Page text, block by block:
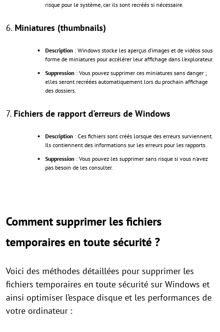
risque pour le système, car ils sont recréés si nécessaire.
6. Miniatures (thumbnails)
Description : Windows stocke les aperçus d’images et de vidéos sous
forme de miniatures pour accélérer leur affichage dans l’explorateur.
Suppression : Vous pouvez supprimer ces miniatures sans danger ;
elles seront recréées automatiquement lors du prochain affichage
des dossiers.
7. Fichiers de rapport d’erreurs de Windows
Description : Ces fichiers sont créés lorsque des erreurs surviennent.
Ils contiennent des informations sur les erreurs pour les rapports.
Suppression : Vous pouvez les supprimer sans risque si vous n’avez
pas besoin de les consulter.
Comment supprimer les fichiers
temporaires en toute sécurité ?
Voici des méthodes détaillées pour supprimer les
fichiers temporaires en toute sécurité sur Windows et
ainsi optimiser l’espace disque et les performances de
votre ordinateur :